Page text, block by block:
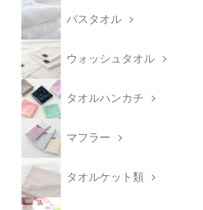
バスタオル
ウォッシュタオル
タオルハンカチ
マフラー
タオルケット類